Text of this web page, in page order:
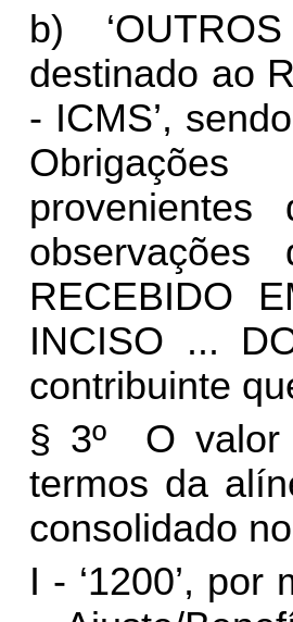
b)
destinado ao
- ICMS’,
provenientes
observações
RECEBIDO
INCISO ...
contribuinte
§ 3º O valor
termos da
consolidado
I - ‘1200’,